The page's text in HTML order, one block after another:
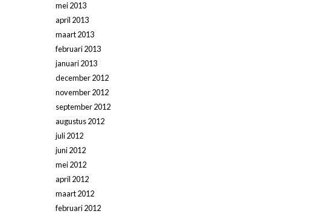
mei 2013
april 2013
maart 2013
februari 2013
januari 2013
december 2012
november 2012
september 2012
augustus 2012
juli 2012
juni 2012
mei 2012
april 2012
maart 2012
februari 2012